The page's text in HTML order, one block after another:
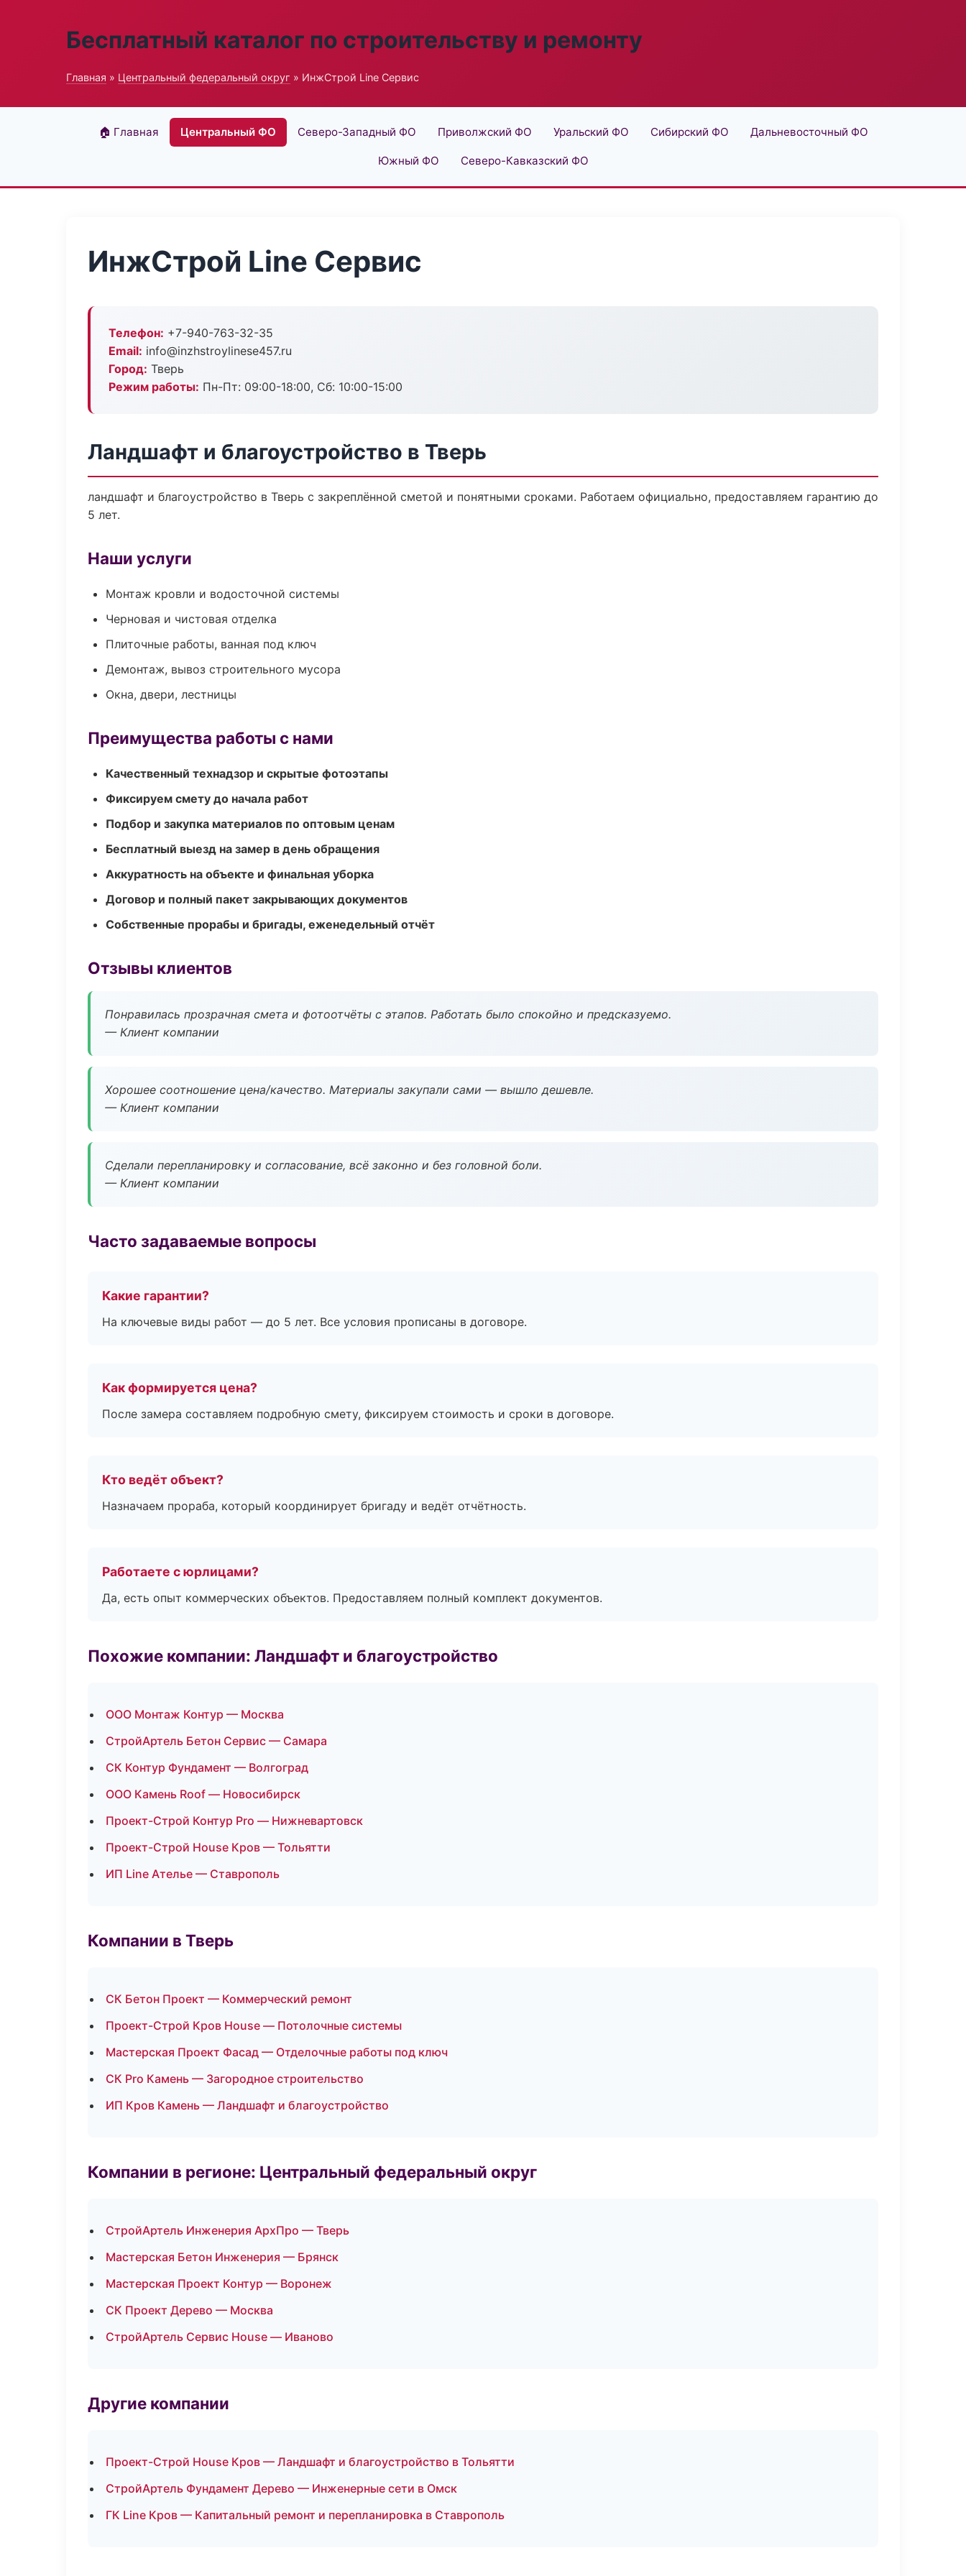
Бесплатный каталог по строительству и ремонту
Главная » Центральный федеральный округ » ИнжСтрой Line Сервис
🏠 Главная Центральный ФО Северо-Западный ФО Приволжский ФО Уральский ФО Сибирский ФО Дальневосточный ФО
Южный ФО Северо-Кавказский ФО
ИнжСтрой Line Сервис
Телефон: +7-940-763-32-35
Email: info@inzhstroylinese457.ru
Город: Тверь
Режим работы: Пн-Пт: 09:00-18:00, Сб: 10:00-15:00
Ландшафт и благоустройство в Тверь
ландшафт и благоустройство в Тверь с закреплённой сметой и понятными сроками. Работаем официально, предоставляем гарантию до
5 лет.
Наши услуги
Монтаж кровли и водосточной системы
Черновая и чистовая отделка
Плиточные работы, ванная под ключ
Демонтаж, вывоз строительного мусора
Окна, двери, лестницы
Преимущества работы с нами
Качественный технадзор и скрытые фотоэтапы
Фиксируем смету до начала работ
Подбор и закупка материалов по оптовым ценам
Бесплатный выезд на замер в день обращения
Аккуратность на объекте и финальная уборка
Договор и полный пакет закрывающих документов
Собственные прорабы и бригады, еженедельный отчёт
Отзывы клиентов
Понравилась прозрачная смета и фотоотчёты с этапов. Работать было спокойно и предсказуемо.
— Клиент компании
Хорошее соотношение цена/качество. Материалы закупали сами — вышло дешевле.
— Клиент компании
Сделали перепланировку и согласование, всё законно и без головной боли.
— Клиент компании
Часто задаваемые вопросы
Какие гарантии?
На ключевые виды работ — до 5 лет. Все условия прописаны в договоре.
Как формируется цена?
После замера составляем подробную смету, фиксируем стоимость и сроки в договоре.
Кто ведёт объект?
Назначаем прораба, который координирует бригаду и ведёт отчётность.
Работаете с юрлицами?
Да, есть опыт коммерческих объектов. Предоставляем полный комплект документов.
Похожие компании: Ландшафт и благоустройство
ООО Монтаж Контур — Москва
СтройАртель Бетон Сервис — Самара
СК Контур Фундамент — Волгоград
ООО Камень Roof — Новосибирск
Проект-Строй Контур Pro — Нижневартовск
Проект-Строй House Кров — Тольятти
ИП Line Ателье — Ставрополь
Компании в Тверь
СК Бетон Проект — Коммерческий ремонт
Проект-Строй Кров House — Потолочные системы
Мастерская Проект Фасад — Отделочные работы под ключ
СК Pro Камень — Загородное строительство
ИП Кров Камень — Ландшафт и благоустройство
Компании в регионе: Центральный федеральный округ
СтройАртель Инженерия АрхПро — Тверь
Мастерская Бетон Инженерия — Брянск
Мастерская Проект Контур — Воронеж
СК Проект Дерево — Москва
СтройАртель Сервис House — Иваново
Другие компании
Проект-Строй House Кров — Ландшафт и благоустройство в Тольятти
СтройАртель Фундамент Дерево — Инженерные сети в Омск
ГК Line Кров — Капитальный ремонт и перепланировка в Ставрополь